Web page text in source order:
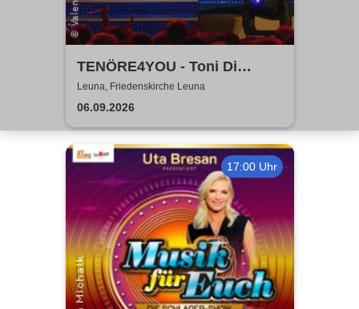
TENÖRE4YOU - Toni Di
Napoli & Pietro Pato
Leuna, Friedenskirche Leuna
06.09.2026
17:00 Uhr